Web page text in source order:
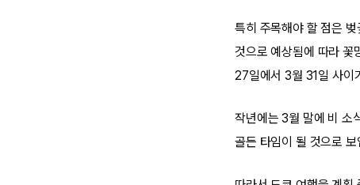
특히 주목해야 할 점은
것으로 예상됨에 따라 꽃
27일에서 3월 31일 사이
작년에는 3월 말에 비 소
골든 타임이 될 것으로 보